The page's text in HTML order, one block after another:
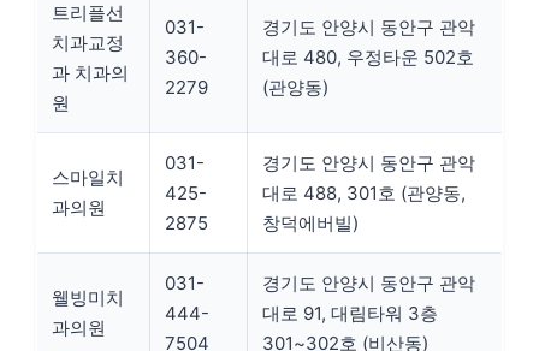
트리플선
치과교정
과 치과의
원
031-
360-
2279
경기도 안양시 동안구 관악
대로 480, 우정타운 502호
(관양동)
스마일치
과의원
031-
425-
2875
경기도 안양시 동안구 관악
대로 488, 301호 (관양동,
창덕에버빌)
웰빙미치
과의원
031-
444-
7504
경기도 안양시 동안구 관악
대로 91, 대림타워 3층
301~302호 (비산동)